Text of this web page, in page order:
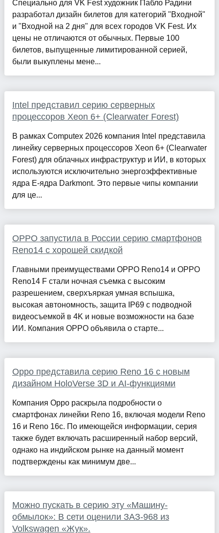
Специально для VK Fest художник Пабло Радини
разработал дизайн билетов для категорий "Входной"
и "Входной на 2 дня" для всех городов VK Fest. Их
цены не отличаются от обычных. Первые 100
билетов, выпущенные лимитированной серией,
были выкуплены мене...
Intel представил серию серверных
процессоров Xeon 6+ (Clearwater Forest)
В рамках Computex 2026 компания Intel представила
линейку серверных процессоров Xeon 6+ (Clearwater
Forest) для облачных инфраструктур и ИИ, в которых
используются исключительно энергоэффективные
ядра E-ядра Darkmont. Это первые чипы компании
для це...
OPPO запустила в России серию смартфонов
Reno14 с хорошей скидкой
Главными преимуществами OPPO Reno14 и OPPO
Reno14 F стали ночная съемка с высоким
разрешением, сверхъяркая умная вспышка,
высокая автономность, защита IP69 с подводной
видеосъемкой в 4K и новые возможности на базе
ИИ. Компания OPPO объявила о старте...
Oppo представила серию Reno 16 с новым
дизайном HoloVerse 3D и AI-функциями
Компания Oppo раскрыла подробности о
смартфонах линейки Reno 16, включая модели Reno
16 и Reno 16c. По имеющейся информации, серия
также будет включать расширенный набор версий,
однако на индийском рынке на данный момент
подтверждены как минимум две...
Можно пускать в серию эту «Машину-
обмылок»: В сети оценили ЗАЗ-968 из
Volkswagen «Жук».